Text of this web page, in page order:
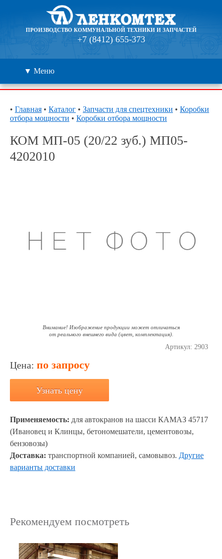
ПРОИЗВОДСТВО КОММУНАЛЬНОЙ ТЕХНИКИ И ЗАПЧАСТЕЙ
+7 (8412) 655-373
▼ Меню
Дилеры
Контакты
• Главная • Каталог • Запчасти для спецтехники • Коробки
отбора мощности • Коробки отбора мощности
КОМ МП-05 (20/22 зуб.) МП05-
4202010
Внимание! Изображение продукции может отличаться
от реального внешнего вида (цвет, комплектация).
Артикул: 2903
Цена: по запросу
Узнать цену
Применяемость: для автокранов на шасси КАМАЗ 45717
(Ивановец и Клинцы, бетономешатели, цементовозы,
бензовозы)
Доставка: транспортной компанией, самовывоз. Другие
варианты доставки
Рекомендуем посмотреть